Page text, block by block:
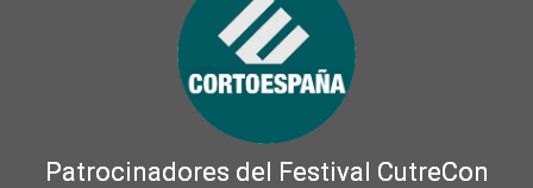
Patrocinadores del Festival CutreCon